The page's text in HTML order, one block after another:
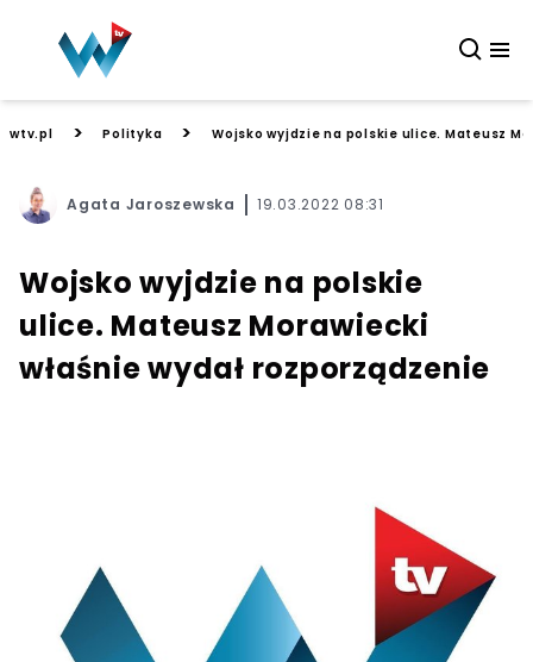
wtv.pl > Polityka > Wojsko wyjdzie na polskie ulice. Mateusz
Agata Jaroszewska 19.03.2022 08:31
Wojsko wyjdzie na polskie
ulice. Mateusz Morawiecki
właśnie wydał rozporządzenie